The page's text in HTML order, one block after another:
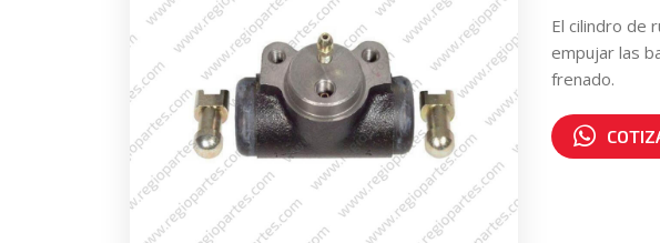
El cilindro de
empujar las
frenado.